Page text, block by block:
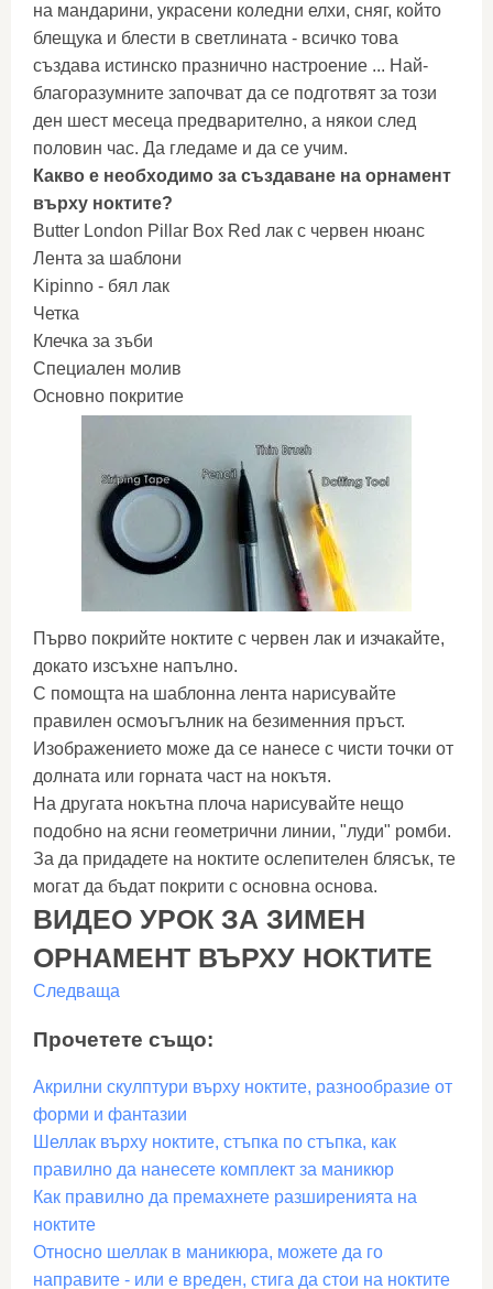
на мандарини, украсени коледни елхи, сняг, който
блещука и блести в светлината - всичко това
създава истинско празнично настроение ... Най-
благоразумните започват да се подготвят за този
ден шест месеца предварително, а някои след
половин час. Да гледаме и да се учим.
Какво е необходимо за създаване на орнамент
върху ноктите?
Butter London Pillar Box Red лак с червен нюанс
Лента за шаблони
Kipinno - бял лак
Четка
Клечка за зъби
Специален молив
Основно покритие
Първо покрийте ноктите с червен лак и изчакайте,
докато изсъхне напълно.
С помощта на шаблонна лента нарисувайте
правилен осмоъгълник на безименния пръст.
Изображението може да се нанесе с чисти точки от
долната или горната част на нокътя.
На другата нокътна плоча нарисувайте нещо
подобно на ясни геометрични линии, "луди" ромби.
За да придадете на ноктите ослепителен блясък, те
могат да бъдат покрити с основна основа.
ВИДЕО УРОК ЗА ЗИМЕН
ОРНАМЕНТ ВЪРХУ НОКТИТЕ
Следваща
Прочетете също:
Акрилни скулптури върху ноктите, разнообразие от
форми и фантазии
Шеллак върху ноктите, стъпка по стъпка, как
правилно да нанесете комплект за маникюр
Как правилно да премахнете разширенията на
ноктите
Относно шеллак в маникюра, можете да го
направите - или е вреден, стига да стои на ноктите